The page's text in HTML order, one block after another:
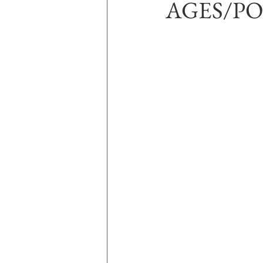
AGES/